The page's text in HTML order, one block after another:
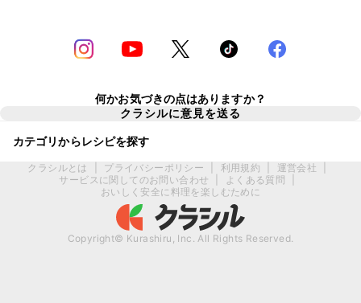
何かお気づきの点はありますか？
クラシルに意見を送る
カテゴリからレシピを探す
クラシルとは プライバシーポリシー 利用規約 運営会社
サービスに関してのお問い合わせ
よくある質問
おいしく安全に料理を楽しむために
Copyright© Kurashiru, Inc. All Rights Reserved.